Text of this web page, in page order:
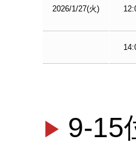
2026/1/27(火)
9-15